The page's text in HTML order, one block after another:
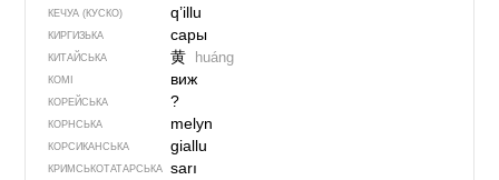
КЕЧУА (КУСКО) q’illu
КИРГИЗЬКА сары
КИТАЙСЬКА 黄 huáng
КОМІ виж
КОРЕЙСЬКА ?
КОРНСЬКА melyn
КОРСИКАНСЬКА giallu
КРИМСЬКОТАТАРСЬКА sarı